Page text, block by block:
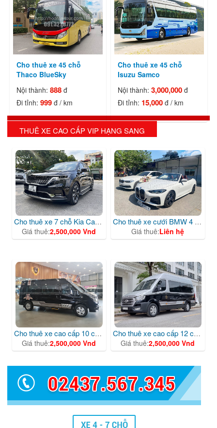
Cho thuê xe 45 chỗ
Thaco BlueSky
Nội thành:888 đ
Đi tỉnh:999 đ / km
Cho thuê xe 45 chỗ
Isuzu Samco
Nội thành:3,000,000 đ
Đi tỉnh: 15,000 đ / km
THUÊ XE CAO CẤP VIP HẠNG SANG
Cho thuê xe 7 chỗ Kia Carnival màu đen cao cấp
Giá thuê:2,500,000 Vnd
Cho thuê xe cưới BMW 4 series mui trần
Giá thuê:Liên hệ
Cho thuê xe cao cấp 10 chỗ Ford Dcar
Giá thuê:2,500,000 Vnd
Cho thuê xe cao cấp 12 chỗ Hyundai Dcar
Giá thuê:2,500,000 Vnd